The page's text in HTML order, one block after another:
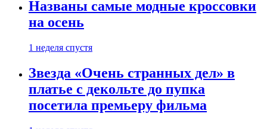
Названы самые модные кроссовки
на осень
1 неделя спустя
Звезда «Очень странных дел» в
платье с декольте до пупка
посетила премьеру фильма